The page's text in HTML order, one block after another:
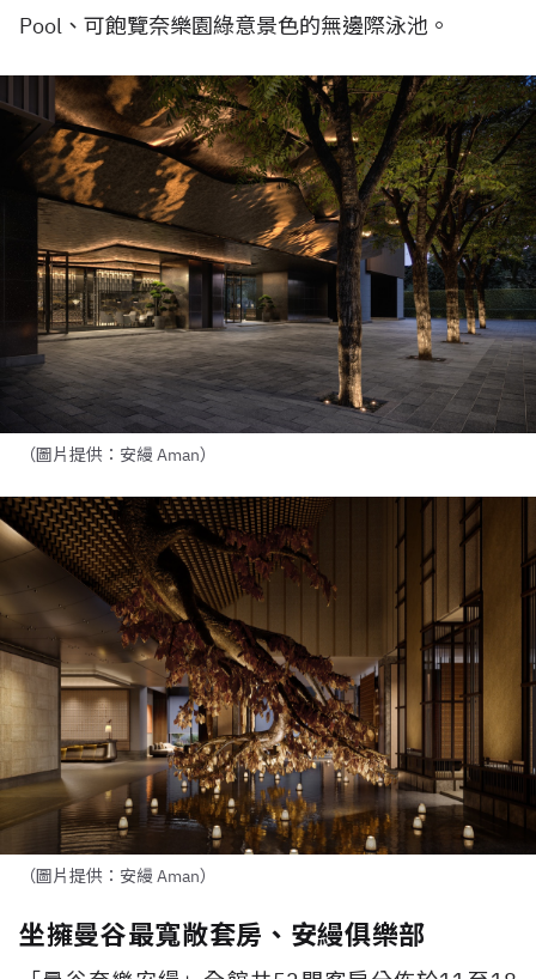
Pool 、可飽覽奈樂園綠意景色的無邊際泳池。
（圖片提供：安縵 Aman）
（圖片提供：安縵 Aman）
坐擁曼谷最寬敞套房、安縵俱樂部